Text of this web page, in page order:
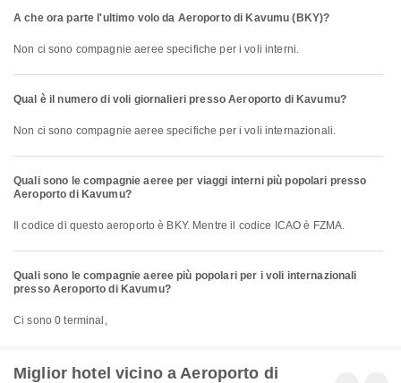
A che ora parte l'ultimo volo da Aeroporto di Kavumu (BKY)?
Non ci sono compagnie aeree specifiche per i voli interni.
Qual è il numero di voli giornalieri presso Aeroporto di Kavumu?
Non ci sono compagnie aeree specifiche per i voli internazionali.
Quali sono le compagnie aeree per viaggi interni più popolari presso
Aeroporto di Kavumu?
Il codice di questo aeroporto è BKY. Mentre il codice ICAO è FZMA.
Quali sono le compagnie aeree più popolari per i voli internazionali
presso Aeroporto di Kavumu?
Ci sono 0 terminal,
Miglior hotel vicino a Aeroporto di